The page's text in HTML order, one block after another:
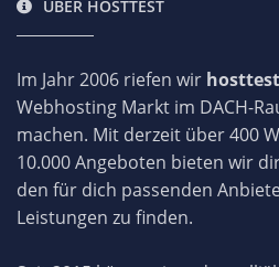
ÜBER HOSTTEST
Im Jahr 2006 riefen wir hosttest
Webhosting Markt im DACH-
machen. Mit derzeit über 400
10.000 Angeboten bieten wir
den für dich passenden
Leistungen zu finden.